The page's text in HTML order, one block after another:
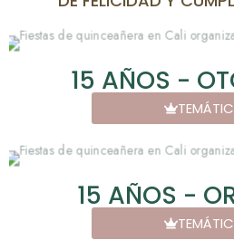
15 AÑOS -
15 AÑOS -